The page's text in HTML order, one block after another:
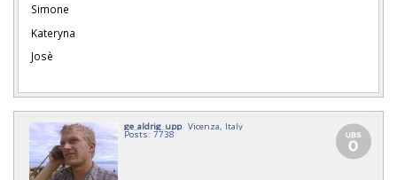
Simone
Kateryna
Josè
ge_aldrig_upp Vicenza, Italy
Posts: 7738